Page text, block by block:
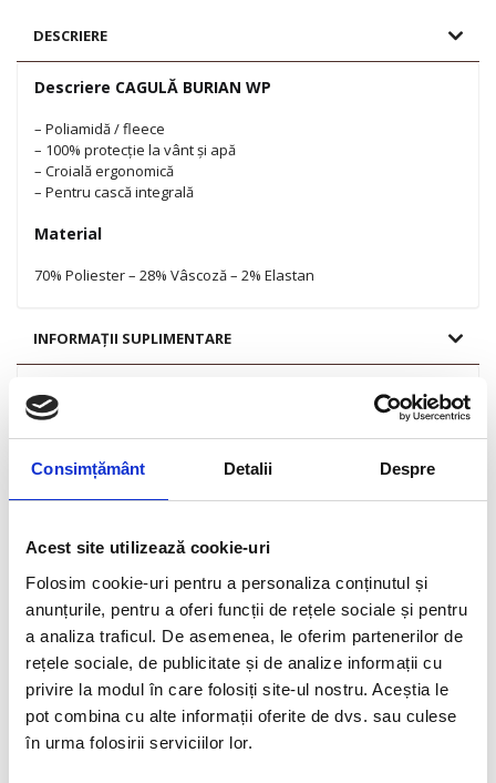
Consimțământ Detalii Despre
Acest site utilizează cookie-uri
Folosim cookie-uri pentru a personaliza conținutul și
anunțurile, pentru a oferi funcții de rețele sociale și pentru
a analiza traficul. De asemenea, le oferim partenerilor de
rețele sociale, de publicitate și de analize informații cu
privire la modul în care folosiți site-ul nostru. Aceștia le
pot combina cu alte informații oferite de dvs. sau culese
în urma folosirii serviciilor lor.
DESCRIERE
Descriere CAGULĂ BURIAN WP
– Poliamidă / fleece
– 100% protecție la vânt și apă
– Croială ergonomică
– Pentru cască integrală
Material
70% Poliester – 28% Vâscoză – 2% Elastan
INFORMAȚII SUPLIMENTARE
Informații suplimentare
Greutate
0.042 kg
Dimensiuni
0.260 × 0.220 × 0.010 cm
Tip produs
Accesorii
Brand
TUCANO URBANO
Fabricat in
China
Sezon
Toamna / Iarna